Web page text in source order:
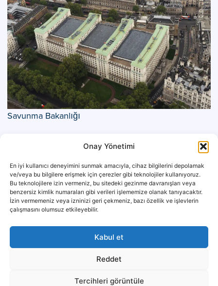
Onay Yönetimi
En iyi kullanıcı deneyimini sunmak amacıyla, cihaz bilgilerini depolamak
ve/veya bu bilgilere erişmek için çerezler gibi teknolojiler kullanıyoruz.
Bu teknolojilere izin vermeniz, bu sitedeki gezinme davranışları veya
benzersiz kimlik numaraları gibi verileri işlememize olanak tanıyacaktır.
İzin vermemeniz veya izninizi geri çekmeniz, bazı özellik ve işlevlerin
çalışmasını olumsuz etkileyebilir.
Kabul et
Reddet
Tercihleri görüntüle
Savunma Bakanlığı